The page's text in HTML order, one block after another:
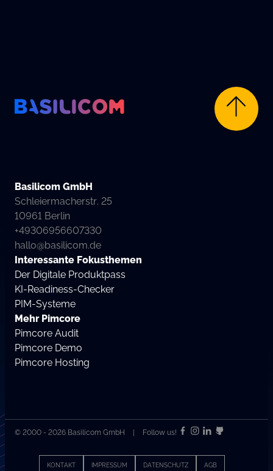
Company Logo von Basilicom GmbH
Basilicom GmbH
Schleiermacherstr. 25
10961 Berlin
+49306956607330
hallo@basilicom.de
Interessante Fokusthemen
Der Digitale Produktpass
KI-Readiness-Checker
PIM-Systeme
Mehr Pimcore
Pimcore Audit
Pimcore Demo
Pimcore Hosting
© 2000 - 2026 Basilicom GmbH Follow us!
KONTAKT IMPRESSUM DATENSCHUTZ AGB